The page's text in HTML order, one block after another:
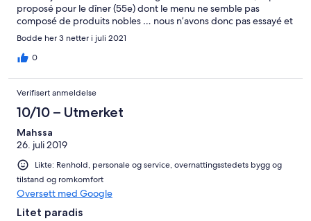
proposé pour le dîner (55e) dont le menu ne semble pas
composé de produits nobles … nous n’avons donc pas essayé et
avons été dîner a Asti.
Bodde her 3 netter i juli 2021
0
Verifisert anmeldelse
10/10 – Utmerket
Mahssa
26. juli 2019
Likte: Renhold, personale og service, overnattingsstedets bygg og
tilstand og romkomfort
Oversett med Google
Litet paradis